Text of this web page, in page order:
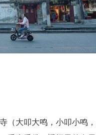
（大叩大鸣，小叩小鸣